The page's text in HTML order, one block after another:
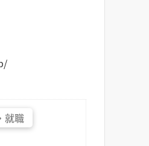
就職